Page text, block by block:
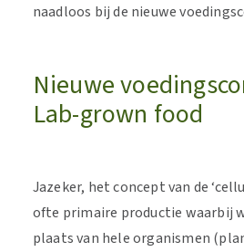
naadloos bij de nieuwe
Nieuwe
Lab-grown food
Jazeker, het concept van de
ofte primaire productie waarbij
plaats van hele organismen